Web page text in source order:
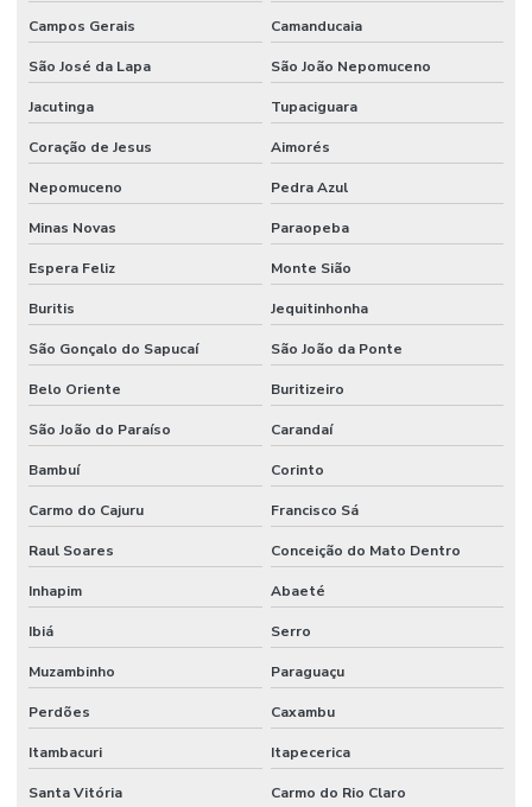
Campos Gerais Camanducaia
São José da Lapa São João Nepomuceno
Jacutinga Tupaciguara
Coração de Jesus Aimorés
Nepomuceno Pedra Azul
Minas Novas Paraopeba
Espera Feliz Monte Sião
Buritis Jequitinhonha
São Gonçalo do Sapucaí São João da Ponte
Belo Oriente Buritizeiro
São João do Paraíso Carandaí
Bambuí Corinto
Carmo do Cajuru Francisco Sá
Raul Soares Conceição do Mato Dentro
Inhapim Abaeté
Ibiá Serro
Muzambinho Paraguaçu
Perdões Caxambu
Itambacuri Itapecerica
Santa Vitória Carmo do Rio Claro